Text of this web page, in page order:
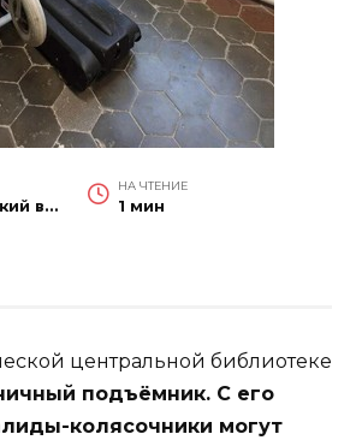
Красносулинский вестник
НА ЧТЕНИЕ
1 мин
центральной библиотеке
подъёмник. С его
колясочники могут